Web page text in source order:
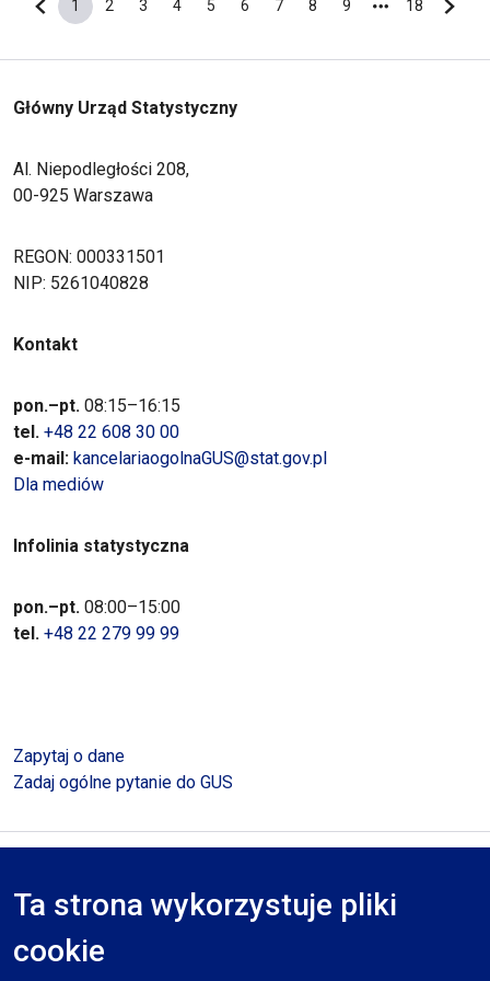
Ta strona wykorzystuje pliki
cookie
Poprzednia strona
Bieżąca strona
1
Strona
2
Strona
3
Strona
4
Strona
5
Strona
6
Strona
7
Strona
8
Strona
9
Ostatnia
18
Główny Urząd Statystyczny
Al. Niepodległości 208,
00-925 Warszawa
REGON: 000331501
NIP: 5261040828
Kontakt
pon.–pt. 08:15–16:15
tel. +48 22 608 30 00
e-mail: kancelariaogolnaGUS@stat.gov.pl
Dla mediów
Infolinia statystyczna
pon.–pt. 08:00–15:00
tel. +48 22 279 99 99
Zapytaj o dane
Zadaj ogólne pytanie do GUS
RODO